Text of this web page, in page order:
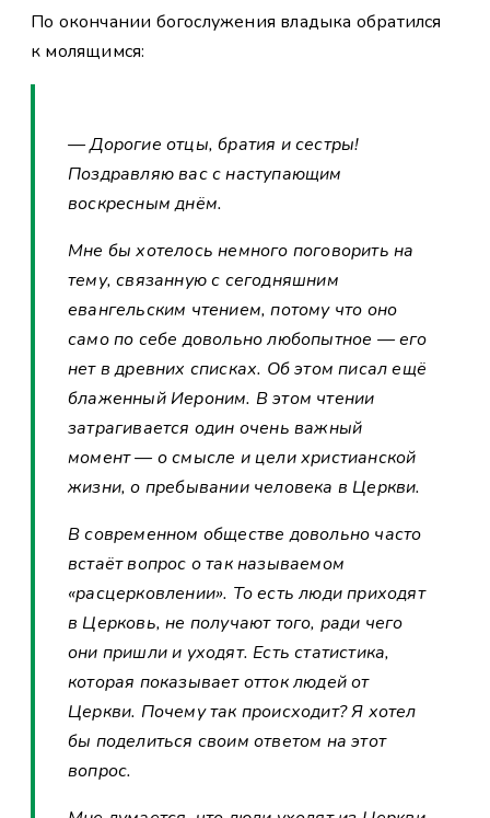
По окончании богослужения владыка обратился
к молящимся:
— Дорогие отцы, братия и сестры!
Поздравляю вас с наступающим
воскресным днём.
Мне бы хотелось немного поговорить на
тему, связанную с сегодняшним
евангельским чтением, потому что оно
само по себе довольно любопытное — его
нет в древних списках. Об этом писал ещё
блаженный Иероним. В этом чтении
затрагивается один очень важный
момент — о смысле и цели христианской
жизни, о пребывании человека в Церкви.
В современном обществе довольно часто
встаёт вопрос о так называемом
«расцерковлении». То есть люди приходят
в Церковь, не получают того, ради чего
они пришли и уходят. Есть статистика,
которая показывает отток людей от
Церкви. Почему так происходит? Я хотел
бы поделиться своим ответом на этот
вопрос.